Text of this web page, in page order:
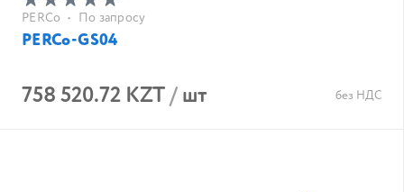
PERCo • По запросу
PERCo-GS04
758 520.72 KZT/шт без НДС